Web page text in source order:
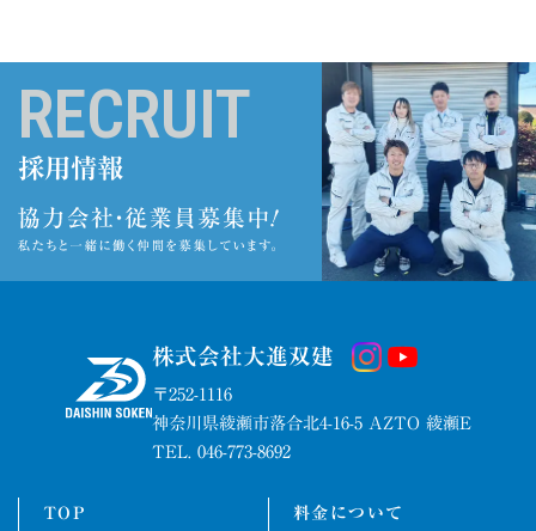
RECRUIT
採用情報
株式会社大進双建
〒252-1116
神奈川県綾瀬市落合北4-16-5 AZTO 綾瀬E
TEL. 046-773-8692
TOP
料金について